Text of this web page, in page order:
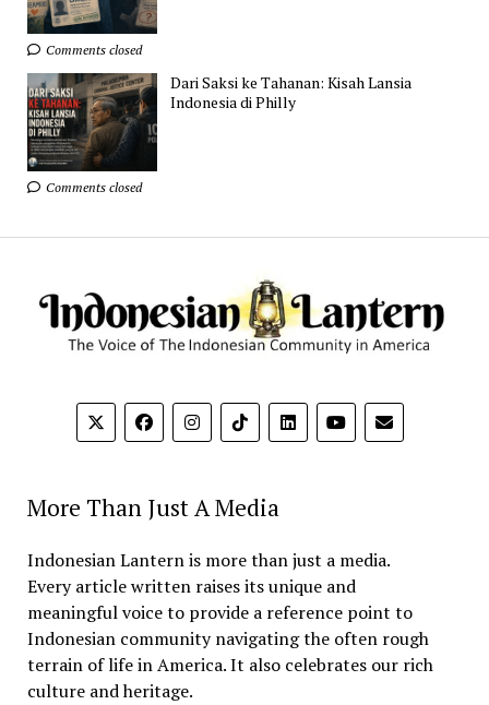
Comments closed
Dari Saksi ke Tahanan: Kisah Lansia
Indonesia di Philly
Comments closed
More Than Just A Media
Indonesian Lantern is more than just a media.
Every article written raises its unique and
meaningful voice to provide a reference point to
Indonesian community navigating the often rough
terrain of life in America. It also celebrates our rich
culture and heritage.